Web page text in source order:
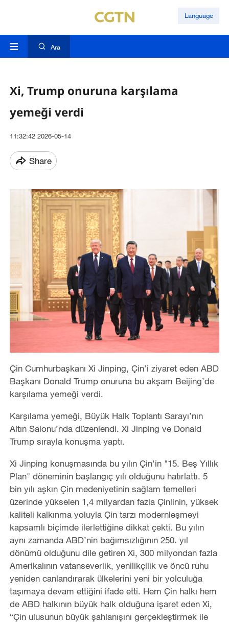
Language
Ara
Xi, Trump onuruna karşılama
yemeği verdi
11:32:42 2026-05-14
Share
Çin Cumhurbaşkanı Xi Jinping, Çin’i ziyaret eden ABD
Başkanı Donald Trump onuruna bu akşam Beijing’de
karşılama yemeği verdi.
Karşılama yemeği, Büyük Halk Toplantı Sarayı’nın
Altın Salonu’nda düzenlendi. Xi Jinping ve Donald
Trump sırayla konuşma yaptı.
Xi Jinping konuşmasında bu yılın Çin'in "15. Beş Yıllık
Plan" döneminin başlangıç yılı olduğunu hatırlattı. 5
bin yılı aşkın Çin medeniyetinin sağlam temelleri
üzerinde yükselen 1,4 milyardan fazla Çinlinin, yüksek
kaliteli kalkınma yoluyla Çin tarzı modernleşmeyi
kapsamlı biçimde ilerlettiğine dikkat çekti. Bu yılın
aynı zamanda ABD’nin bağımsızlığının 250. yıl
dönümü olduğunu dile getiren Xi, 300 milyondan fazla
Amerikalının vatanseverlik, yenilikçilik ve öncü ruhu
yeniden canlandırarak ülkelerini yeni bir yolculuğa
taşımaya devam ettiğini ifade etti. Hem Çin halkı hem
de ABD halkının büyük halk olduğuna işaret eden Xi,
“Çin ulusunun büyük şahlanışını gerçekleştirmek ile